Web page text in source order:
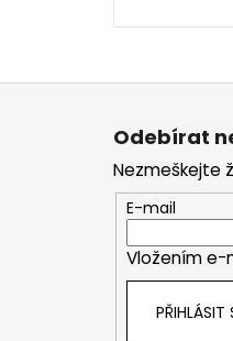
Z
Odebírat
Nezmeškejte
E-mail
Vložením e-
PŘIHLÁSIT